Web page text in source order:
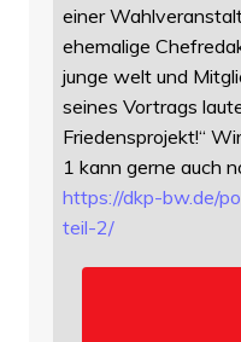
einer
ehemalige
junge welt und
seines Vortrags
Friedensprojekt!“
1 kann gerne auch
https://dkp-bw.de/
teil-2/